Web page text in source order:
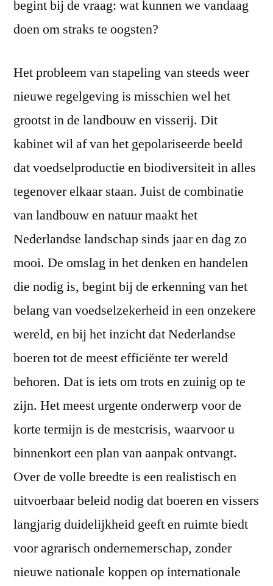
begint bij de vraag: wat kunnen we vandaag
doen om straks te oogsten?
Het probleem van stapeling van steeds weer
nieuwe regelgeving is misschien wel het
grootst in de landbouw en visserij. Dit
kabinet wil af van het gepolariseerde beeld
dat voedselproductie en biodiversiteit in alles
tegenover elkaar staan. Juist de combinatie
van landbouw en natuur maakt het
Nederlandse landschap sinds jaar en dag zo
mooi. De omslag in het denken en handelen
die nodig is, begint bij de erkenning van het
belang van voedselzekerheid in een onzekere
wereld, en bij het inzicht dat Nederlandse
boeren tot de meest efficiënte ter wereld
behoren. Dat is iets om trots en zuinig op te
zijn. Het meest urgente onderwerp voor de
korte termijn is de mestcrisis, waarvoor u
binnenkort een plan van aanpak ontvangt.
Over de volle breedte is een realistisch en
uitvoerbaar beleid nodig dat boeren en vissers
langjarig duidelijkheid geeft en ruimte biedt
voor agrarisch ondernemerschap, zonder
nieuwe nationale koppen op internationale